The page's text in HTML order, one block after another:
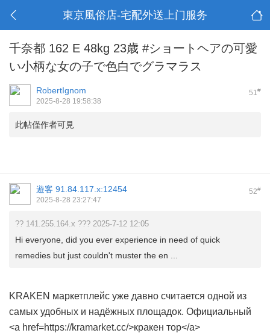
東京風俗店-宅配外送上门服务
千奈都 162 E 48kg 23歳 #ショートヘアの可愛
い小柄な女の子で色白でグラマラス
51#
RobertIgnom
2025-8-28 19:58:38
此帖僅作者可見
52#
遊客 91.84.117.x:12454
2025-8-28 23:27:47
?? 141.255.164.x ??? 2025-7-12 12:05
Hi everyone, did you ever experience in need of quick
remedies but just couldn't muster the en ...
KRAKEN маркетплейс уже давно считается одной из
самых удобных и надёжных площадок. Официальный
<a href=https://kramarket.cc/>кракен тор</a>